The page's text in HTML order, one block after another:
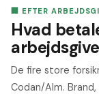
🏢 EFTER
Hvad
De fire store
Codan/Alm.